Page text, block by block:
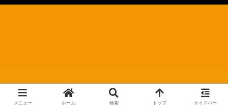
メニュー ホーム 検索 トップ サイドバー